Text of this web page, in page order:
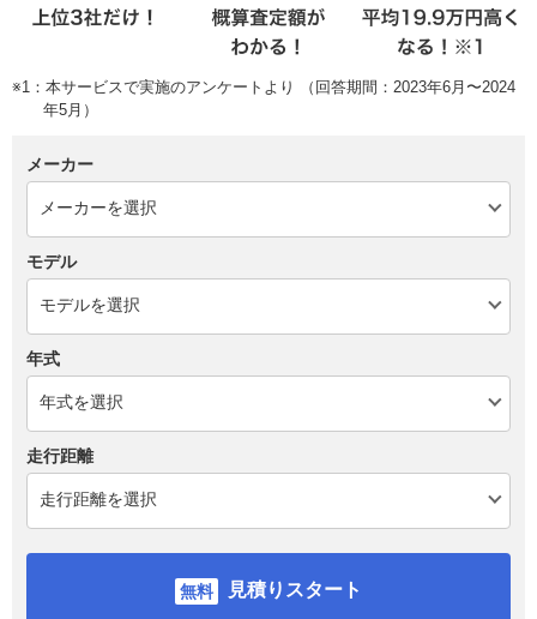
※1：本サービスで実施のアンケートより （回答期間：2023年6月〜2024
年5月）
メーカー
モデル
年式
走行距離
見積りスタート